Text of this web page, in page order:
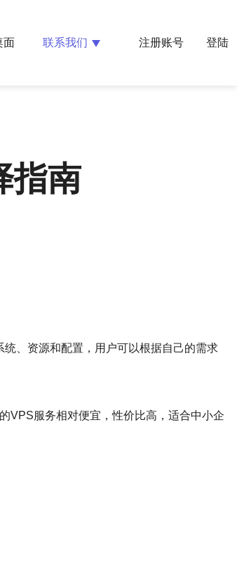
面 联系我们 注册账号 登陆
指南
、资源和配置，用户可以根据自己的需求
VPS服务相对便宜，性价比高，适合中小企